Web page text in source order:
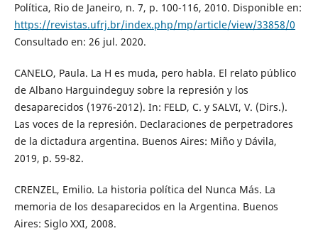
Política, Rio de Janeiro, n. 7, p. 100-116, 2010. Disponible en:
https://revistas.ufrj.br/index.php/mp/article/view/33858/0
Consultado en: 26 jul. 2020.
CANELO, Paula. La H es muda, pero habla. El relato público
de Albano Harguindeguy sobre la represión y los
desaparecidos (1976-2012). In: FELD, C. y SALVI, V. (Dirs.).
Las voces de la represión. Declaraciones de perpetradores
de la dictadura argentina. Buenos Aires: Miño y Dávila,
2019, p. 59-82.
CRENZEL, Emilio. La historia política del Nunca Más. La
memoria de los desaparecidos en la Argentina. Buenos
Aires: Siglo XXI, 2008.